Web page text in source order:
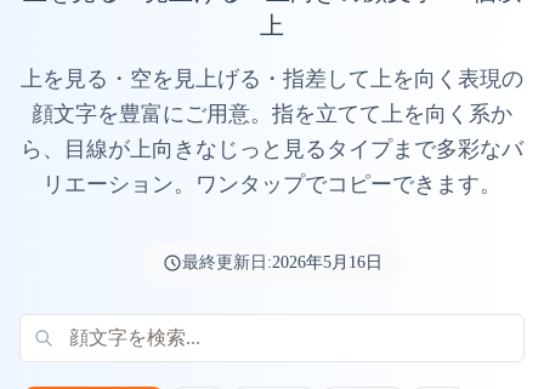
上
上を見る・空を見上げる・指差して上を向く表現の
顔文字を豊富にご用意。指を立てて上を向く系か
ら、目線が上向きなじっと見るタイプまで多彩なバ
リエーション。ワンタップでコピーできます。
最終更新日:2026年5月16日